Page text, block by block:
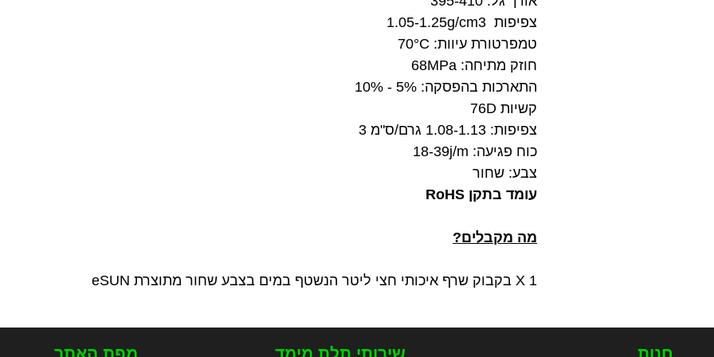
צפיפות 1.05-1.25g/cm3
טמפרטורת עיוות: 70°C
חוזק מתיחה: 68MPa
התארכות בהפסקה: 5% - 10%
קשיות 76D
צפיפות: 1.08-1.13 גרם/ס"מ 3
כוח פגיעה: 18-39j/m
צבע: שחור
עומד בתקן RoHS
מה מקבלים?
1 X בקבוק שרף איכותי חצי ליטר הנשטף במים בצבע שחור מתוצרת eSUN
מפת האתר שירותי תלת מימד חנות